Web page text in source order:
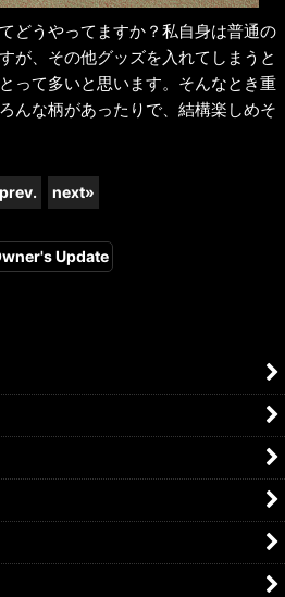
どうやってますか？私自身は普通の
が、その他グッズを入れてしまうと
って多いと思います。そんなとき重
んな柄があったりで、結構楽しめそ
prev. next»
Update